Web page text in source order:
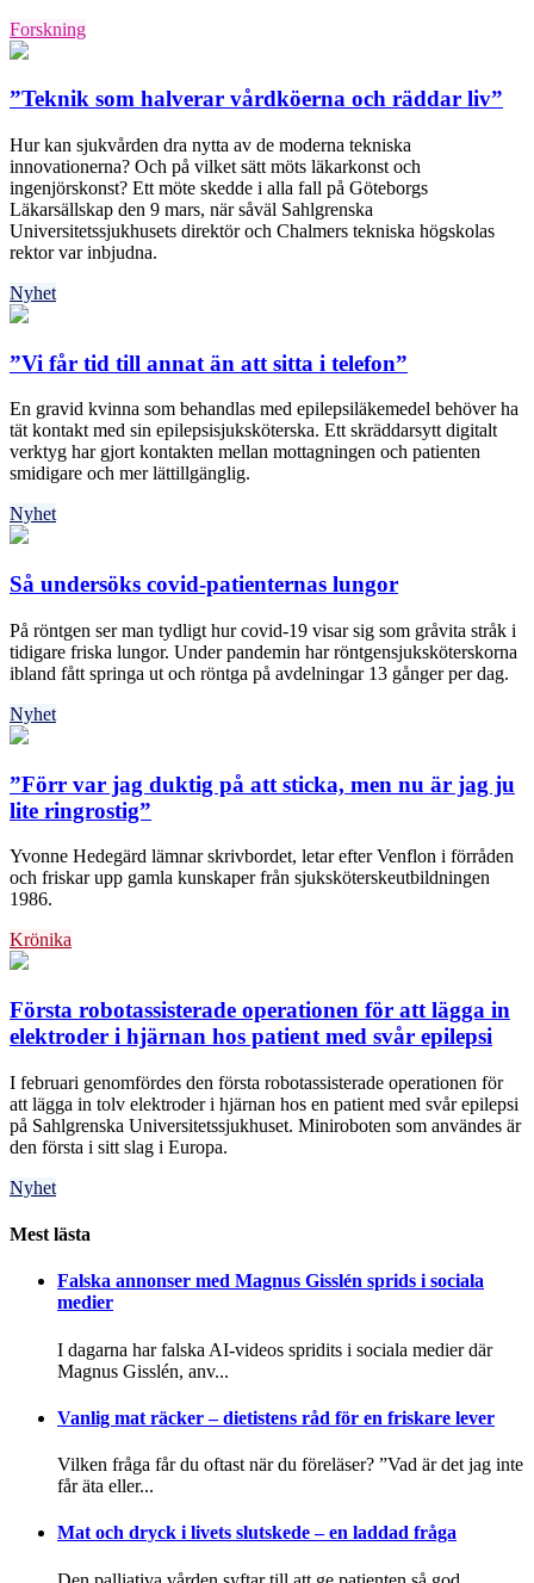
Forskning
”Teknik som halverar vårdköerna och räddar liv”
Hur kan sjukvården dra nytta av de moderna tekniska
innovationerna? Och på vilket sätt möts läkarkonst och
ingenjörskonst? Ett möte skedde i alla fall på Göteborgs
Läkarsällskap den 9 mars, när såväl Sahlgrenska
Universitetssjukhusets direktör och Chalmers tekniska högskolas
rektor var inbjudna.
Nyhet
”Vi får tid till annat än att sitta i telefon”
En gravid kvinna som behandlas med epilepsiläkemedel behöver ha
tät kontakt med sin epilepsisjuksköterska. Ett skräddarsytt digitalt
verktyg har gjort kontakten mellan mottagningen och patienten
smidigare och mer lättillgänglig.
Nyhet
Så undersöks covid-patienternas lungor
På röntgen ser man tydligt hur covid-19 visar sig som gråvita stråk i
tidigare friska lungor. Under pandemin har röntgensjuksköterskorna
ibland fått springa ut och röntga på avdelningar 13 gånger per dag.
Nyhet
”Förr var jag duktig på att sticka, men nu är jag ju
lite ringrostig”
Yvonne Hedegärd lämnar skrivbordet, letar efter Venflon i förråden
och friskar upp gamla kunskaper från sjuksköterskeutbildningen
1986.
Krönika
Första robotassisterade operationen för att lägga in
elektroder i hjärnan hos patient med svår epilepsi
I februari genomfördes den första robotassisterade operationen för
att lägga in tolv elektroder i hjärnan hos en patient med svår epilepsi
på Sahlgrenska Universitetssjukhuset. Miniroboten som användes är
den första i sitt slag i Europa.
Nyhet
Mest lästa
Falska annonser med Magnus Gisslén sprids i sociala
medier
I dagarna har falska AI-videos spridits i sociala medier där
Magnus Gisslén, anv...
Vanlig mat räcker – dietistens råd för en friskare lever
Vilken fråga får du oftast när du föreläser? ”Vad är det jag inte
får äta eller...
Mat och dryck i livets slutskede – en laddad fråga